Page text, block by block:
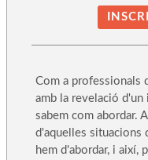
Com a professionals
amb la revelació d'un
sabem com abordar.
d'aquelles situacions
hem d'abordar, i així,